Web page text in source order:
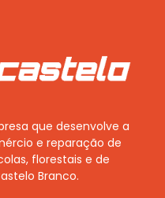
que desenvolve a
e reparação de
florestais e de
Branco.